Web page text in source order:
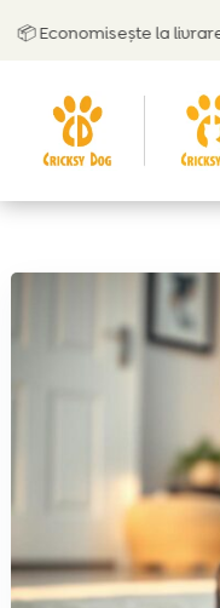
la livrare